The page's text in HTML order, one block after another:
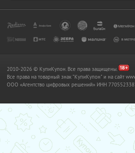
2010-2026 © КупиКупон. Все права защищены.
Все права на товарный знак "КупиКупон" и на сайт
OOO «Агентство цифровых решений» ИНН